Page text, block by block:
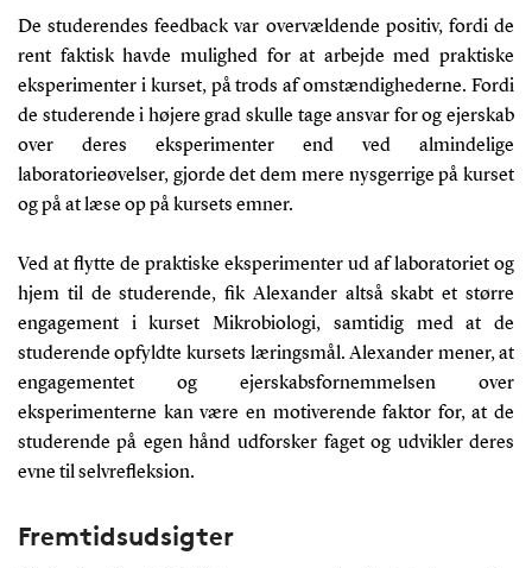
De studerendes feedback var overvældende positiv, fordi de
rent faktisk havde mulighed for at arbejde med praktiske
eksperimenter i kurset, på trods af omstændighederne. Fordi
de studerende i højere grad skulle tage ansvar for og ejerskab
over deres eksperimenter end ved almindelige
laboratorieøvelser, gjorde det dem mere nysgerrige på kurset
og på at læse op på kursets emner.
Ved at flytte de praktiske eksperimenter ud af laboratoriet og
hjem til de studerende, fik Alexander altså skabt et større
engagement i kurset Mikrobiologi, samtidig med at de
studerende opfyldte kursets læringsmål. Alexander mener, at
engagementet og ejerskabsfornemmelsen over
eksperimenterne kan være en motiverende faktor for, at de
studerende på egen hånd udforsker faget og udvikler deres
evne til selvrefleksion.
Fremtidsudsigter